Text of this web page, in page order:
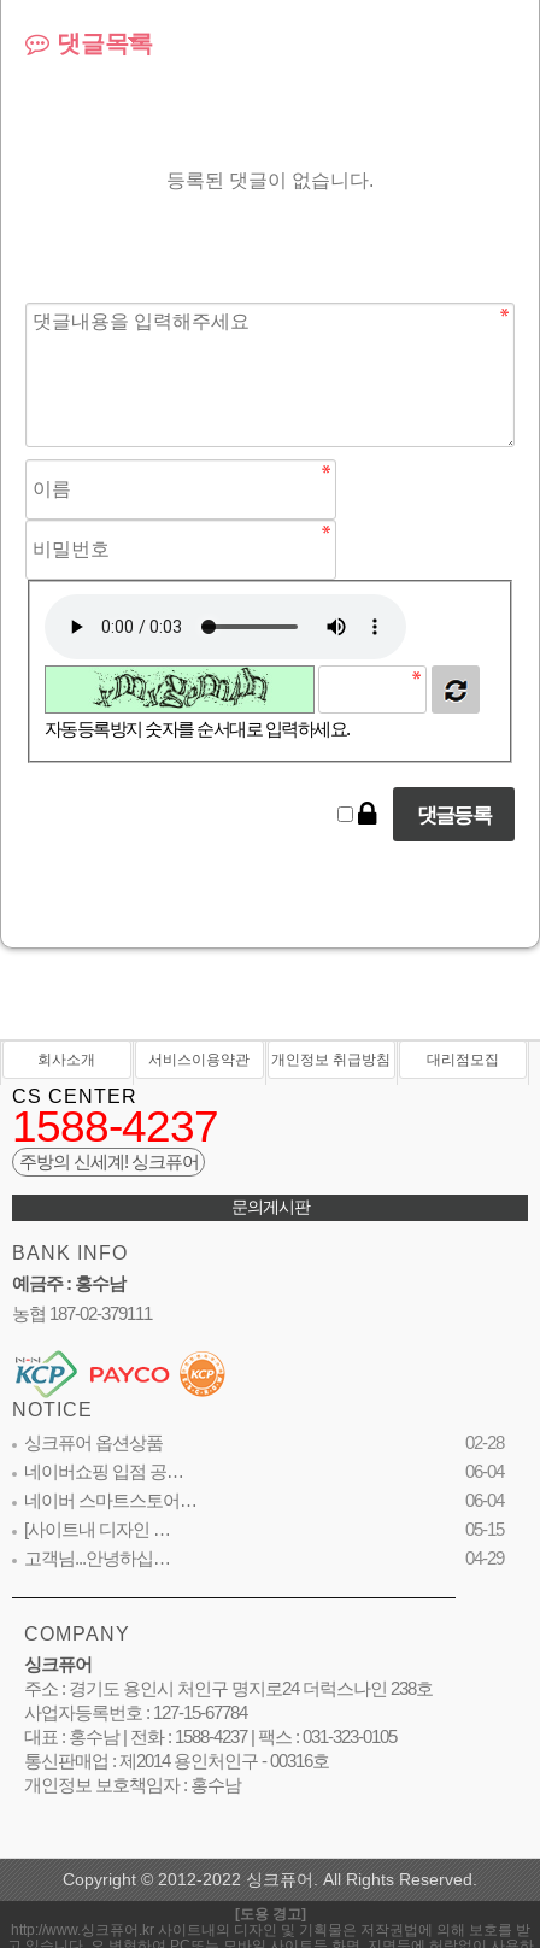
댓글목록
등록된 댓글이 없습니다.
자동등록방지 숫자를 순서대로 입력하세요.
회사소개 서비스이용약관 개인정보 취급방침 대리점모집
CS CENTER
1588-4237
주방의 신세계! 싱크퓨어
문의게시판
BANK INFO
예금주 : 홍수남
농협 187-02-379111
NOTICE
싱크퓨어 옵션상품
02-28
네이버쇼핑 입점 공…
06-04
네이버 스마트스토어…
06-04
[사이트내 디자인 …
05-15
고객님...안녕하십…
04-29
COMPANY
싱크퓨어
주소 : 경기도 용인시 처인구 명지로24 더럭스나인 238호
사업자등록번호 : 127-15-67784
대표 : 홍수남 | 전화 : 1588-4237 | 팩스 : 031-323-0105
통신판매업 : 제2014 용인처인구 - 00316호
개인정보 보호책임자 : 홍수남
Copyright © 2012-2022 싱크퓨어. All Rights Reserved.
[도용 경고]
http://www.싱크퓨어.kr 사이트내의 디자인 및 기획물은 저작권법에 의해 보호를 받